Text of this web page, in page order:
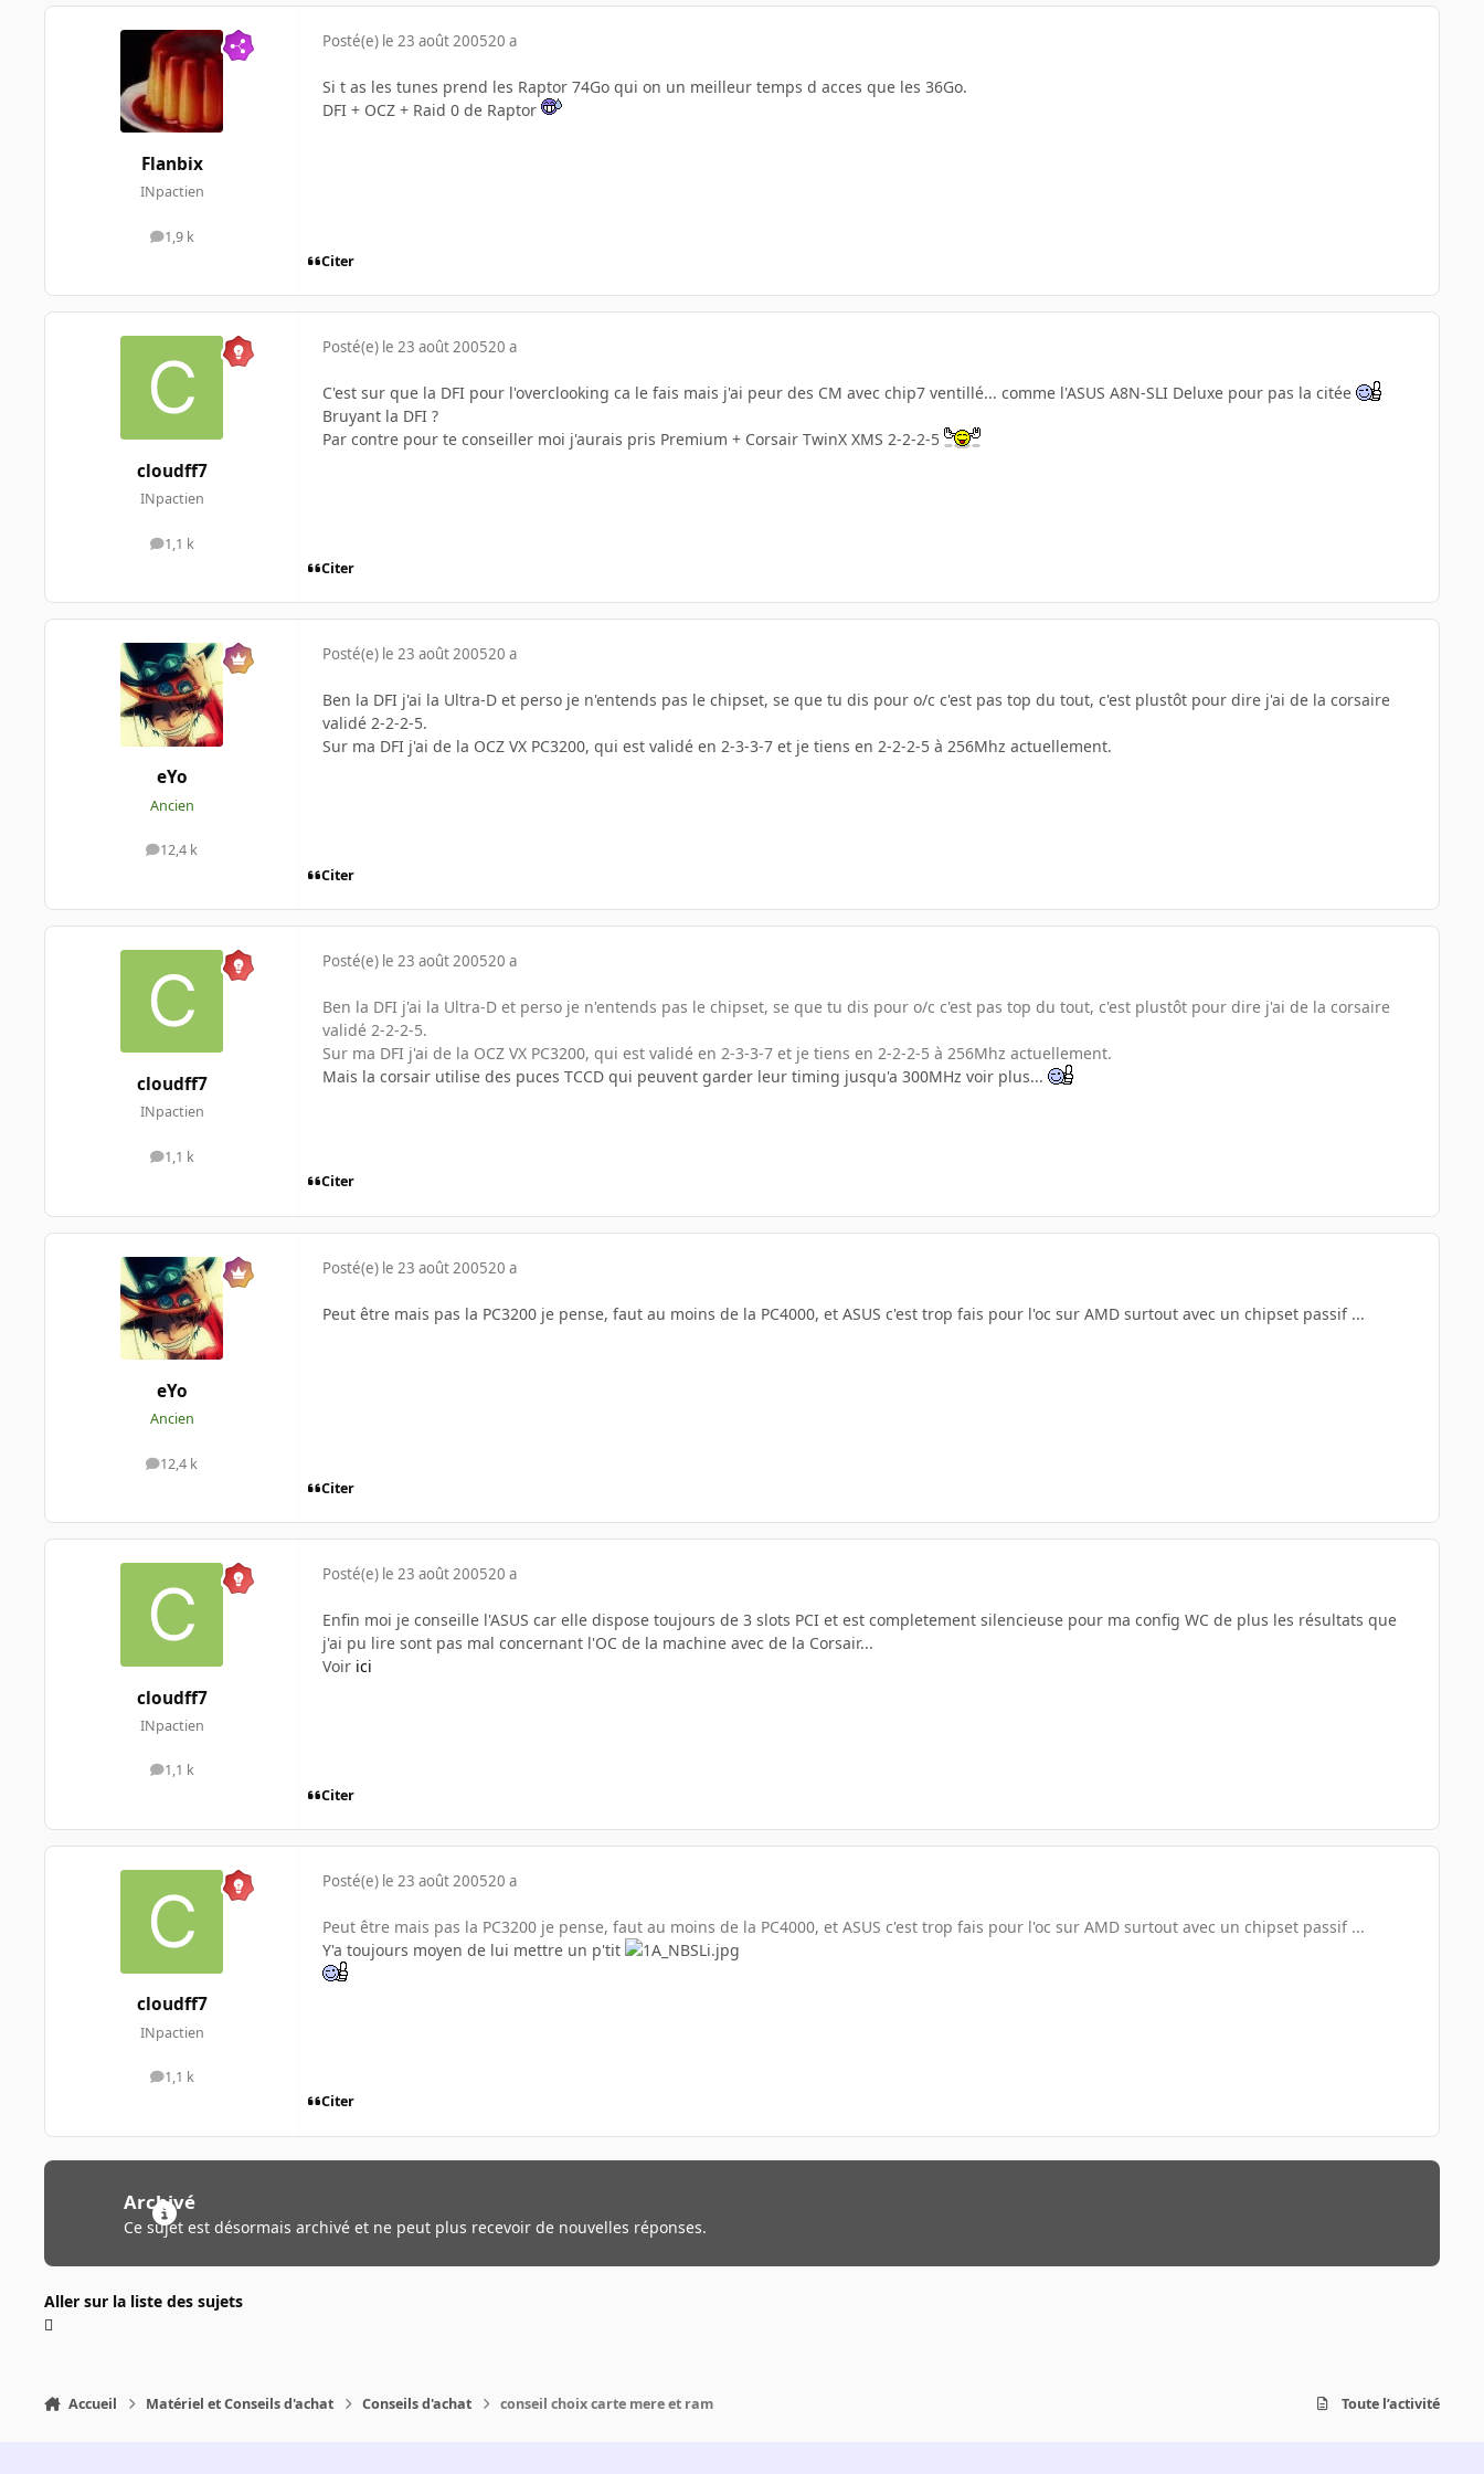
Flanbix
INpactien
1,9 k
messages
Posté(e) le 23 août 200520 a
Si t as les tunes prend les Raptor 74Go qui on un meilleur temps d acces que les 36Go.
DFI + OCZ + Raid 0 de Raptor
Citer
cloudff7
INpactien
1,1 k
messages
Posté(e) le 23 août 200520 a
C'est sur que la DFI pour l'overclooking ca le fais mais j'ai peur des CM avec chip7 ventillé... comme l'ASUS A8N-SLI Deluxe pour pas la citée
Bruyant la DFI ?
Par contre pour te conseiller moi j'aurais pris Premium + Corsair TwinX XMS 2-2-2-5
Citer
eYo
Ancien
12,4 k
messages
Posté(e) le 23 août 200520 a
Ben la DFI j'ai la Ultra-D et perso je n'entends pas le chipset, se que tu dis pour o/c c'est pas top du tout, c'est plustôt pour dire j'ai de la corsaire
validé 2-2-2-5.
Sur ma DFI j'ai de la OCZ VX PC3200, qui est validé en 2-3-3-7 et je tiens en 2-2-2-5 à 256Mhz actuellement.
Citer
cloudff7
INpactien
1,1 k
messages
Posté(e) le 23 août 200520 a
Ben la DFI j'ai la Ultra-D et perso je n'entends pas le chipset, se que tu dis pour o/c c'est pas top du tout, c'est plustôt pour dire j'ai de la corsaire
validé 2-2-2-5.
Sur ma DFI j'ai de la OCZ VX PC3200, qui est validé en 2-3-3-7 et je tiens en 2-2-2-5 à 256Mhz actuellement.
Mais la corsair utilise des puces TCCD qui peuvent garder leur timing jusqu'a 300MHz voir plus...
Citer
eYo
Ancien
12,4 k
messages
Posté(e) le 23 août 200520 a
Peut être mais pas la PC3200 je pense, faut au moins de la PC4000, et ASUS c'est trop fais pour l'oc sur AMD surtout avec un chipset passif ...
Citer
cloudff7
INpactien
1,1 k
messages
Posté(e) le 23 août 200520 a
Enfin moi je conseille l'ASUS car elle dispose toujours de 3 slots PCI et est completement silencieuse pour ma config WC de plus les résultats que
j'ai pu lire sont pas mal concernant l'OC de la machine avec de la Corsair...
Voir ici
Citer
cloudff7
INpactien
1,1 k
messages
Posté(e) le 23 août 200520 a
Peut être mais pas la PC3200 je pense, faut au moins de la PC4000, et ASUS c'est trop fais pour l'oc sur AMD surtout avec un chipset passif ...
Y'a toujours moyen de lui mettre un p'tit
Citer
Archivé
Ce sujet est désormais archivé et ne peut plus recevoir de nouvelles réponses.
Aller sur la liste des sujets
Accueil Matériel et Conseils d'achat Conseils d'achat conseil choix carte mere et ram Toute l’activité